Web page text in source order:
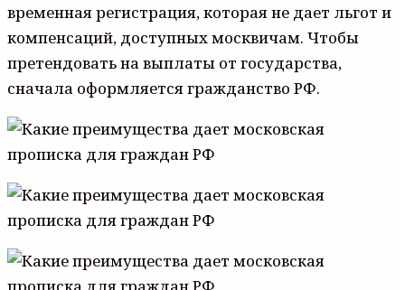
временная регистрация, которая не дает льгот и
компенсаций, доступных москвичам. Чтобы
претендовать на выплаты от государства,
сначала оформляется гражданство РФ.